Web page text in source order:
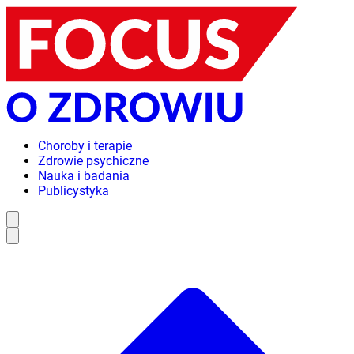
Choroby i terapie
Zdrowie psychiczne
Nauka i badania
Publicystyka